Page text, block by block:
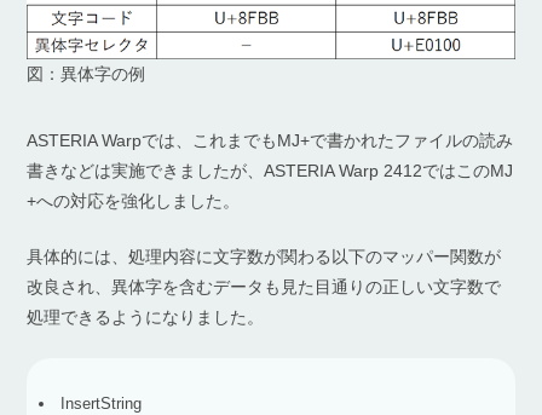
図：異体字の例
ASTERIA Warpでは、これまでもMJ+で書かれたファイルの読み
書きなどは実施できましたが、ASTERIA Warp 2412ではこのMJ
+への対応を強化しました。
具体的には、処理内容に文字数が関わる以下のマッパー関数が
改良され、異体字を含むデータも見た目通りの正しい文字数で
処理できるようになりました。
InsertString